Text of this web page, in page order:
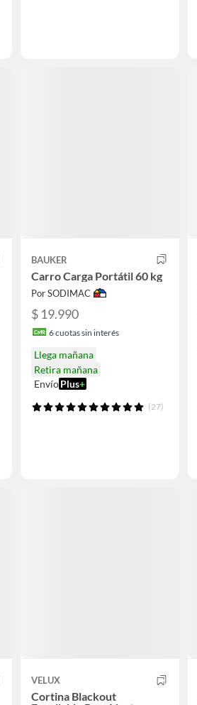
BAUKER
Carro Carga Portátil 60 kg
Por SODIMAC
$ 19.990
6cuotas sin interés
Llega mañana
Retira mañana
Envío Plus+
(27)
VELUX
Cortina Blackout